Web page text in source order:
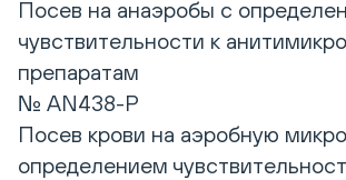
Посев на анаэробы с
чувствительности к
препаратам
№ AN438-P
Посев крови на аэробную
определением